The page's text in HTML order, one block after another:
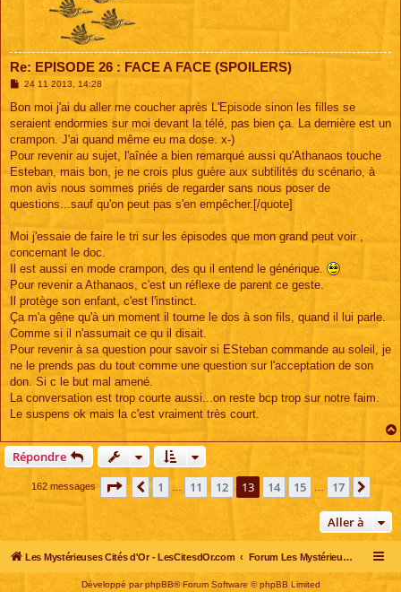
Re: EPISODE 26 : FACE A FACE (SPOILERS)
M
s
a
g
24 11 2013, 14:28
Bon moi j'ai du aller me coucher après L'Episode sinon les filles se
seraient endormies sur moi devant la télé, pas bien ça. La dernière est un
crampon. J'ai quand même eu ma dose. x-)
Pour revenir au sujet, l'aînée a bien remarqué aussi qu'Athanaos touche
Esteban, mais bon, je ne crois plus guère aux subtilités du scénario, à
mon avis nous sommes priés de regarder sans nous poser de
questions...sauf qu'on peut pas s'en empêcher.[/quote]
Moi j'essaie de faire le tri sur les épisodes que mon grand peut voir ,
concernant le doc.
Il est aussi en mode crampon, des qu il entend le générique.
Pour revenir a Athanaos, c'est un réflexe de parent ce geste.
Il protège son enfant, c'est l'instinct.
Ça m'a gêne qu'à un moment il tourne le dos à son fils, quand il lui parle.
Comme si il n'assumait ce qu il disait.
Pour revenir à sa question pour savoir si ESteban commande au soleil, je
ne le prends pas du tout comme une question sur l'acceptation de son
don. Si c le but mal amené.
La conversation est trop courte aussi...on reste bcp trop sur notre faim.
Le suspens ok mais la c'est vraiment très court.
Répondre
162 messages Page 13 sur 17
Précédente
1 11 12 13 14 15 17
Aller à
Les Mystérieuses Cités d'Or - LesCitesdOr.com Forum Les Mystérieuses Cités d'Or
Développé parphpBB® Forum Software © phpBB Limited